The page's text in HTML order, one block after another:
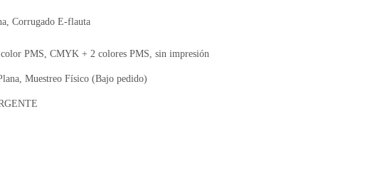
Corrugado E-flauta
PMS, CMYK + 2 colores PMS, sin impresión
Muestreo Físico (Bajo pedido)